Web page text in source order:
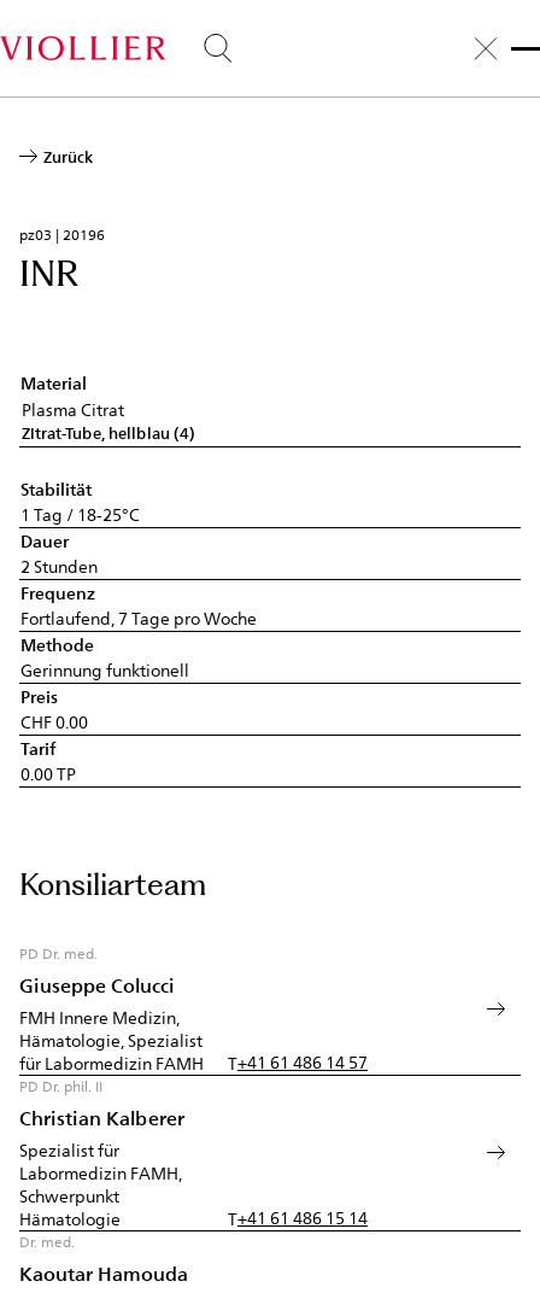
zum
Inhalt
Zurück
pz03 | 20196
INR
Material
Plasma Citrat
Zitrat-Tube, hellblau (4)
Stabilität
1 Tag / 18-25°C
Dauer
2 Stunden
Frequenz
Fortlaufend, 7 Tage pro Woche
Methode
Gerinnung funktionell
Preis
CHF 0.00
Tarif
0.00 TP
Konsiliarteam
PD Dr. med.
Giuseppe Colucci
FMH Innere Medizin,
Hämatologie, Spezialist
für Labormedizin FAMH
T+41 61 486 14 57
PD Dr. phil. II
Christian Kalberer
Spezialist für
Labormedizin FAMH,
Schwerpunkt
Hämatologie
T+41 61 486 15 14
Dr. med.
Kaoutar Hamouda